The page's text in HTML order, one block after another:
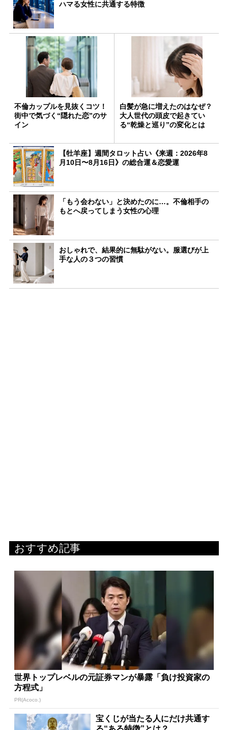
ハマる女性に共通する特徴
不倫カップルを見抜くコツ！
街中で気づく“隠れた恋”のサ
イン
白髪が急に増えたのはなぜ？
大人世代の頭皮で起きてい
る“乾燥と巡り”の変化とは
【牡羊座】週間タロット占い《来週：2026年8
月10日〜8月16日》の総合運＆恋愛運
「もう会わない」と決めたのに…。不倫相手の
もとへ戻ってしまう女性の心理
おしゃれで、結果的に無駄がない。服選びが上
手な人の３つの習慣
おすすめ記事
世界トップレベルの元証券マンが暴露「負け投資家の
方程式」
PR(Acoco.)
宝くじが当たる人にだけ共通す